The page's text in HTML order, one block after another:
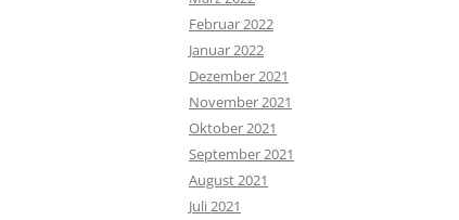
Februar 2022
Januar 2022
Dezember 2021
November 2021
Oktober 2021
September 2021
August 2021
Juli 2021